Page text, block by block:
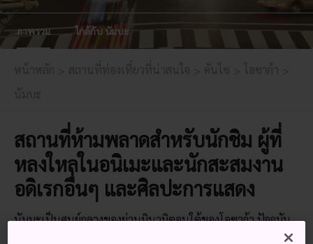
ภาพรวม ใกล้กับ นัมบะ
สถานที่ห้ามพลาดสำหรับนักชิม ผู้ที่
หลงใหลในอนิเมะและนักสะสมงาน
อดิเรกอื่นๆ และศิลปะการแสดง
นัมบะเป็นศูนย์กลางของย่านมินามิตอนใต้ของโอซาก้า ปัจจุบัน
เป็นศูนย์กลางการคมนาคมที่แวดล้อมไปด้วยแหล่งช้อปปิ้ง ร้าน